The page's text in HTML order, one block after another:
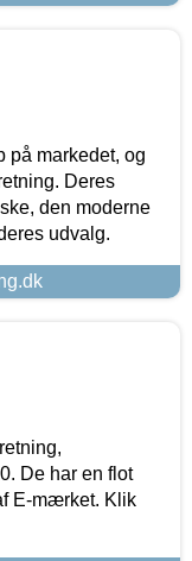
på markedet, og
Deres
den moderne
udvalg.
De har en flot
E-mærket. Klik